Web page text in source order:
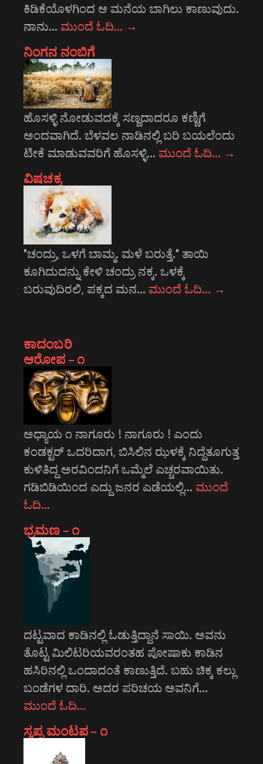
ಕಿಡಿಕೆಯೊಳಗಿಂದ ಆ ಮನೆಯ ಬಾಗಿಲು ಕಾಣುವುದು.
ನಾನು… ಮುಂದೆ ಓದಿ… →
ನಿಂಗನ ನಂಬಿಗೆ
ಹೊಸಳ್ಳಿ ನೋಡುವದಕ್ಕೆ ಸಣ್ಣದಾದರೂ ಕಣ್ಣಿಗೆ
ಅಂದವಾಗಿದೆ. ಬೆಳವಲ ನಾಡಿನಲ್ಲಿ ಬರಿ ಬಯಲೆಂದು
ಟೀಕೆ ಮಾಡುವವರಿಗೆ ಹೊಸಳ್ಳಿ… ಮುಂದೆ ಓದಿ… →
ವಿಷಚಕ್ರ
"ಚಂದ್ರು, ಒಳಗೆ ಬಾಮ್ಮ. ಮಳೆ ಬರುತ್ತೆ." ತಾಯಿ
ಕೂಗಿದುದನ್ನು ಕೇಳಿ ಚಂದ್ರು ನಕ್ಕ. ಒಳಕ್ಕೆ
ಬರುವುದಿರಲಿ, ಪಕ್ಕದ ಮನ… ಮುಂದೆ ಓದಿ… →
ಕಾದಂಬರಿ
ಆರೋಪ – ೧
ಅಧ್ಯಾಯ ೧ ನಾಗೂರು ! ನಾಗೂರು ! ಎಂದು
ಕಂಡಕ್ಟರ್ ಒದರಿದಾಗ, ಬಿಸಿಲಿನ ಝಳಕ್ಕೆ ನಿದ್ದೆತೂಗುತ್ತ
ಕುಳಿತಿದ್ದ ಅರವಿಂದನಿಗೆ ಒಮ್ಮೆಲೆ ಎಚ್ಚರವಾಯಿತು.
ಗಡಿಬಿಡಿಯಿಂದ ಎದ್ದು ಜನರ ಎಡೆಯಲ್ಲಿ… ಮುಂದೆ
ಓದಿ…
ಭ್ರಮಣ – ೧
ದಟ್ಟವಾದ ಕಾಡಿನಲ್ಲಿ ಓಡುತ್ತಿದ್ದಾನೆ ಸಾಯಿ. ಅವನು
ತೊಟ್ಟ ಮಿಲಿಟರಿಯವರಂತಹ ಪೋಷಾಕು ಕಾಡಿನ
ಹಸಿರಿನಲ್ಲಿ ಒಂದಾದಂತೆ ಕಾಣುತ್ತಿದೆ. ಬಹು ಚಿಕ್ಕ ಕಲ್ಲು
ಬಂಡೆಗಳ ದಾರಿ. ಅದರ ಪರಿಚಯ ಅವನಿಗೆ…
ಮುಂದೆ ಓದಿ…
ಸ್ವಪ್ನ ಮಂಟಪ – ೧